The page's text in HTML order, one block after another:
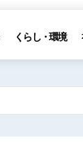
くらし・環境